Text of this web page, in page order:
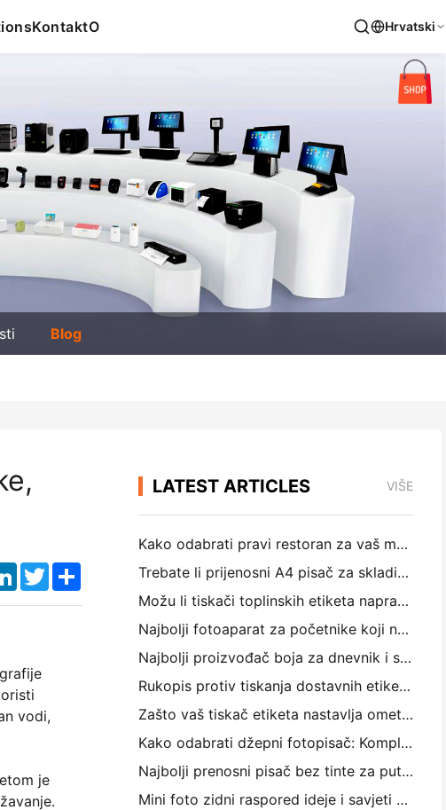
KontaktO Hrvatski
Blog
LinkedInTwitterShare
vodi,
je
LATEST ARTICLES VIŠE
Kako odabrati pravi restoran za vaš mali ili srednji restoran
Trebate li prijenosni A4 pisač za skladišne račune? Što zapravo funkcionira
Možu li tiskači toplinskih etiketa napraviti vodootporne etikete za male proizvode?
Najbolji fotoaparat za početnike koji ne žele trošiti papir
Najbolji proizvođač boja za dnevnik i scrapbooking: Dodajte više boja na svaku stranicu
Rukopis protiv tiskanja dostavnih etiketa: Savjeti za mala poduzeća u 2026.
Zašto vaš tiskač etiketa nastavlja ometati?
Kako odabrati džepni fotopisač: Kompletni vodič za korisnike dnevnika, putovanja i iPhone-a
Najbolji prenosni pisač bez tinte za putovanje, školu i mobilni rad: Hanin MT620 Pro Pregled
Mini foto zidni raspored ideje i savjeti za spavaću sobu i spavaonicu ukras